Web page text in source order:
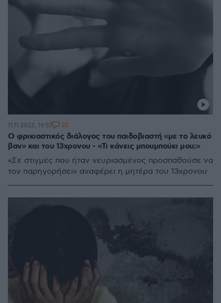
Ο φρικιαστικός διάλογος του παιδοβιαστή «με το λευκό
βαν» και του 13χρονου - «Τι κάνεις μπουμπούκι μου;»
«Σε στιγμές που ήταν νευριασμένος προσπαθούσε να
τον παρηγορήσει» αναφέρει η μητέρα του 13χρονου
11.11.2022, 19:57 22